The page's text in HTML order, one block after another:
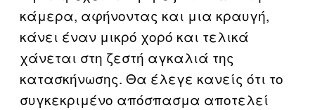
κάμερα, αφήνοντας και μια κραυγή,
κάνει έναν μικρό χορό και τελικά
χάνεται στη ζεστή αγκαλιά της
κατασκήνωσης. Θα έλεγε κανείς ότι το
συγκεκριμένο απόσπασμα αποτελεί